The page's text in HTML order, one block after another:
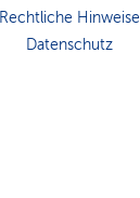
Rechtliche Hinweise
Datenschutz